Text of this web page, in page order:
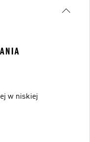
w niskiej